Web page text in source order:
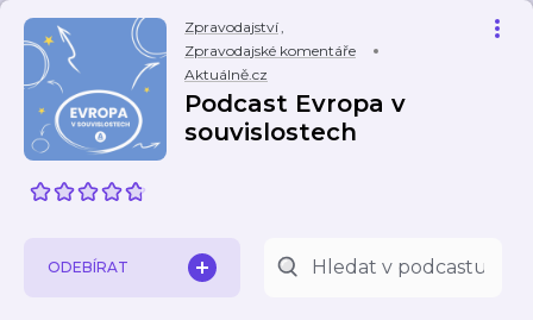
Zpravodajství,
Zpravodajské komentáře
Aktuálně.cz
Podcast Evropa v
souvislostech
ODEBÍRAT